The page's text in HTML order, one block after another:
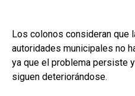
Los colonos consideran que
autoridades municipales no
ya que el problema persiste
siguen deteriorándose.